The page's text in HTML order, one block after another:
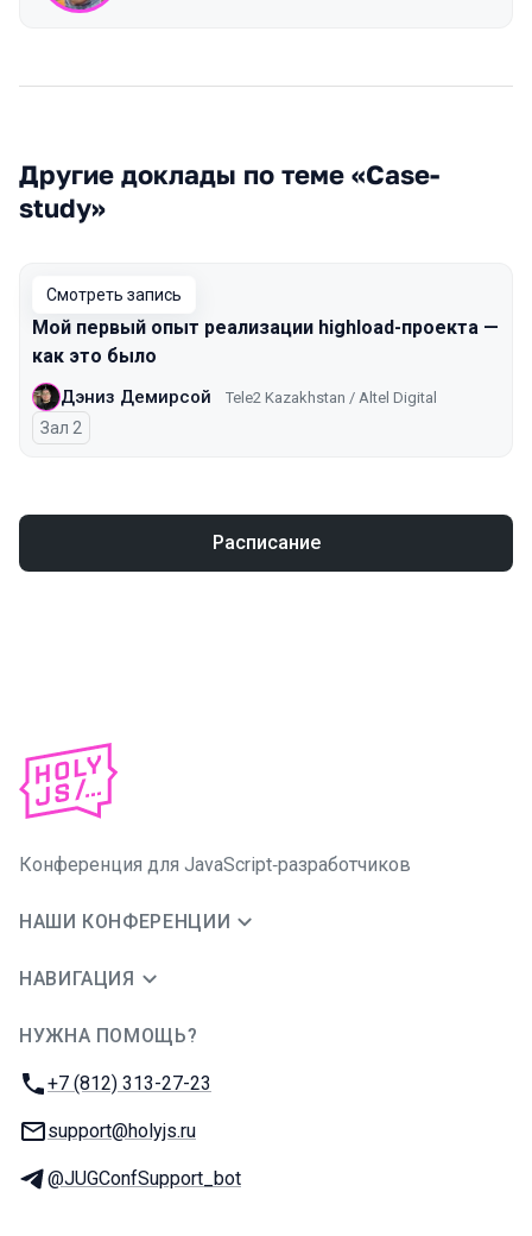
Другие доклады по теме «Case-
study»
Смотреть запись
Мой первый опыт реализации highload-проекта —
как это было
Дэниз Демирсой Tele2 Kazakhstan / Altel Digital
Зал 2
Расписание
Конференция для JavaScript‑разработчиков
НАШИ КОНФЕРЕНЦИИ
НАВИГАЦИЯ
НУЖНА ПОМОЩЬ?
Телефон:
+7 (812) 313-27-23
E-mail:
support@holyjs.ru
Телеграм:
@JUGConfSupport_bot